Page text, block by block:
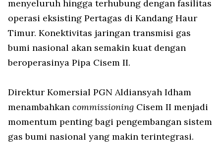
menyeluruh hingga terhubung dengan fasilitas
operasi eksisting Pertagas di Kandang Haur
Timur. Konektivitas jaringan transmisi gas
bumi nasional akan semakin kuat dengan
beroperasinya Pipa Cisem II.
Direktur Komersial PGN Aldiansyah Idham
menambahkan commissioning Cisem II menjadi
momentum penting bagi pengembangan sistem
gas bumi nasional yang makin terintegrasi.